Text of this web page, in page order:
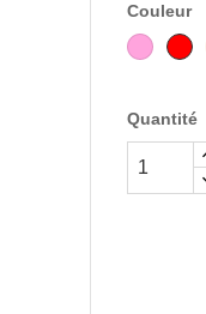
Couleur
Rose
Quantité